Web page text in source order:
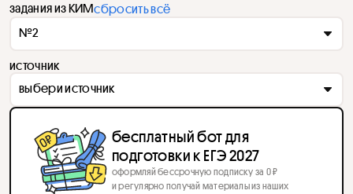
задания из КИМсбросить всё
№2
источник
выбери источник
бесплатный бот для
подготовки к ЕГЭ 2027
оформляй бессрочную подписку за 0 ₽
и регулярно получай материалы из наших